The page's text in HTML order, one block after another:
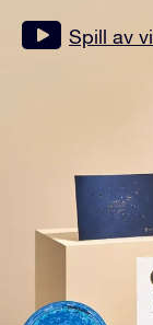
Spill av